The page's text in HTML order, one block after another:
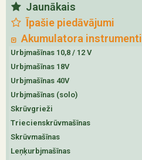
Jaunākais
Īpašie piedāvājumi
Akumulatora instrumenti
Urbjmašīnas 10,8 / 12 V
Urbjmašīnas 18V
Urbjmašīnas 40V
Urbjmašīnas (solo)
Skrūvgrieži
Triecienskrūvmašīnas
Skrūvmašīnas
Leņķurbjmašīnas